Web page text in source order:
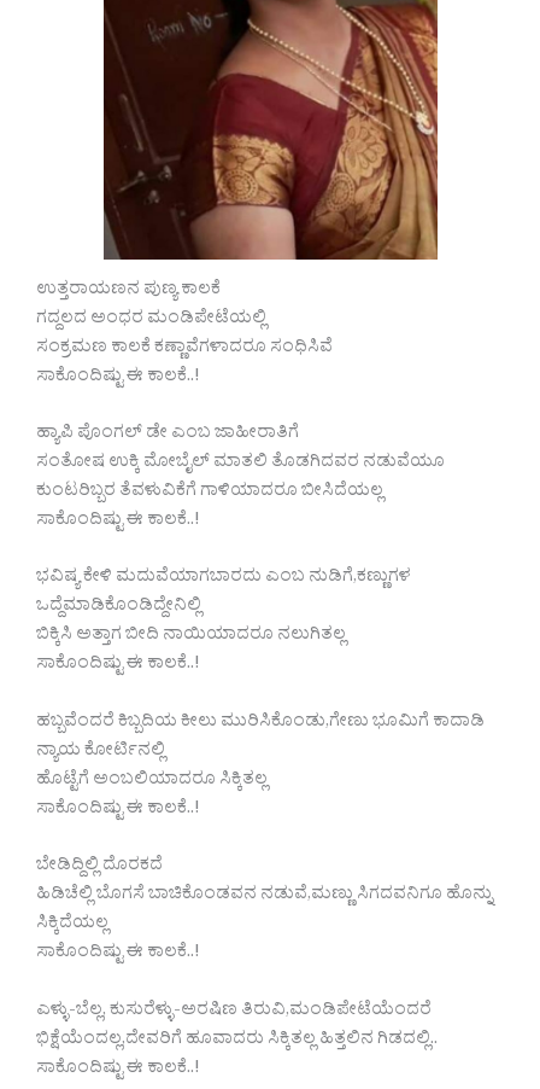
ಉತ್ತರಾಯಣನ ಪುಣ್ಯ ಕಾಲಕೆ
ಗದ್ದಲದ ಅಂಧರ ಮಂಡಿಪೇಟೆಯಲ್ಲಿ
ಸಂಕ್ರಮಣ ಕಾಲಕೆ ಕಣ್ಣಾವೆಗಳಾದರೂ ಸಂಧಿಸಿವೆ
ಸಾಕೊಂದಿಷ್ಟು ಈ ಕಾಲಕೆ..!
ಹ್ಯಾಪಿ ಪೊಂಗಲ್ ಡೇ ಎಂಬ ಜಾಹೀರಾತಿಗೆ
ಸಂತೋಷ ಉಕ್ಕಿ ಮೋಬೈಲ್ ಮಾತಲಿ ತೊಡಗಿದವರ ನಡುವೆಯೂ
ಕುಂಟರಿಬ್ಬರ ತೆವಳುವಿಕೆಗೆ ಗಾಳಿಯಾದರೂ ಬೀಸಿದೆಯಲ್ಲ
ಸಾಕೊಂದಿಷ್ಟು ಈ ಕಾಲಕೆ..!
ಭವಿಷ್ಯ ಕೇಳಿ ಮದುವೆಯಾಗಬಾರದು ಎಂಬ ನುಡಿಗೆ,ಕಣ್ಣುಗಳ
ಒದ್ದೆಮಾಡಿಕೊಂಡಿದ್ದೇನಿಲ್ಲಿ
ಬಿಕ್ಕಿಸಿ ಅತ್ತಾಗ ಬೀದಿ ನಾಯಿಯಾದರೂ ನಲುಗಿತಲ್ಲ
ಸಾಕೊಂದಿಷ್ಟು ಈ ಕಾಲಕೆ..!
ಹಬ್ಬವೆಂದರೆ ಕಿಬ್ಬದಿಯ ಕೀಲು ಮುರಿಸಿಕೊಂಡು,ಗೇಣು ಭೂಮಿಗೆ ಕಾದಾಡಿ
ನ್ಯಾಯ ಕೋರ್ಟಿನಲ್ಲಿ
ಹೊಟ್ಟೆಗೆ ಅಂಬಲಿಯಾದರೂ ಸಿಕ್ಕಿತಲ್ಲ
ಸಾಕೊಂದಿಷ್ಟು ಈ ಕಾಲಕೆ..!
ಬೇಡಿದ್ದಿಲ್ಲಿ ದೊರಕದೆ
ಹಿಡಿಚೆಲ್ಲಿ ಬೊಗಸೆ ಬಾಚಿಕೊಂಡವನ ನಡುವೆ,ಮಣ್ಣು ಸಿಗದವನಿಗೂ ಹೊನ್ನು
ಸಿಕ್ಕಿದೆಯಲ್ಲ
ಸಾಕೊಂದಿಷ್ಟು ಈ ಕಾಲಕೆ..!
ಎಳ್ಳು-ಬೆಲ್ಲ, ಕುಸುರೆಳ್ಳು-ಅರಷಿಣ ತಿರುವಿ,ಮಂಡಿಪೇಟೆಯೆಂದರೆ
ಭಿಕ್ಷೆಯೆಂದಲ್ಲ,ದೇವರಿಗೆ ಹೂವಾದರು ಸಿಕ್ಕಿತಲ್ಲ ಹಿತ್ತಲಿನ ಗಿಡದಲ್ಲಿ..
ಸಾಕೊಂದಿಷ್ಟು ಈ ಕಾಲಕೆ..!